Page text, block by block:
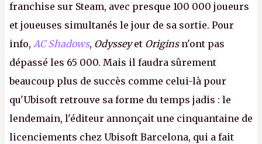
franchise sur Steam, avec presque 100 000 joueurs
et joueuses simultanés le jour de sa sortie. Pour
info, AC Shadows, Odysseyet Originsn'ont pas
dépassé les 65 000. Mais il faudra sûrement
beaucoup plus de succès comme celui-là pour
qu'Ubisoft retrouve sa forme du temps jadis : le
lendemain, l'éditeur annonçait une cinquantaine de
licenciements chez Ubisoft Barcelona, qui a fait